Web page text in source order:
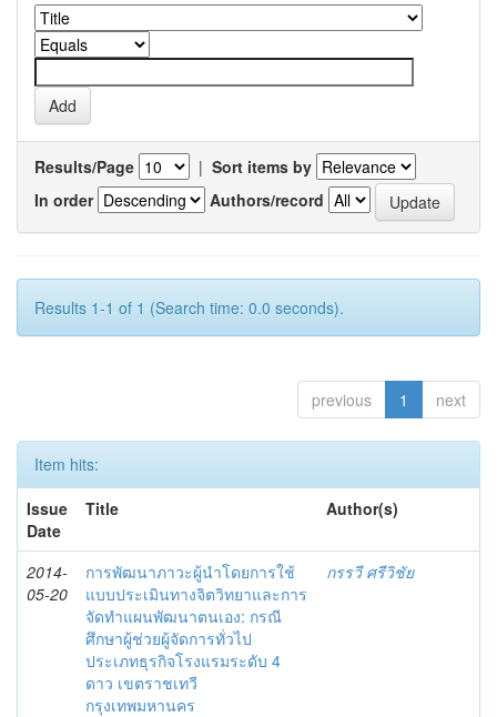
Results/Page | Sort items by
In order
Authors/record
Results 1-1 of 1 (Search time: 0.0 seconds).
previous 1 next
Item hits:
Issue
Date
Title Author(s)
2014-
05-20
การพัฒนาภาวะผู้นำโดยการใช้
แบบประเมินทางจิตวิทยาและการ
จัดทำแผนพัฒนาตนเอง: กรณี
ศึกษาผู้ช่วยผู้จัดการทั่วไป
ประเภทธุรกิจโรงแรมระดับ 4
ดาว เขตราชเทวี
กรุงเทพมหานคร
กรรวี ศรีวิชัย